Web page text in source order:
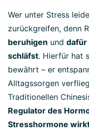
Wer unter Stress
zurückgreifen, denn
beruhigen und dafür
schläfst. Hierfür hat
bewährt – er
Alltagssorgen
Traditionellen
Regulator des
Stresshormone